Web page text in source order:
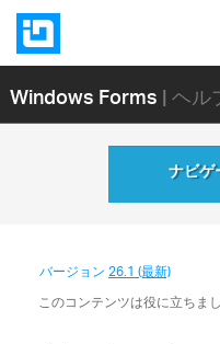
Windows Forms| ヘ
ナビ
バージョン26.1 (最新)
このコンテンツは役に立ちま